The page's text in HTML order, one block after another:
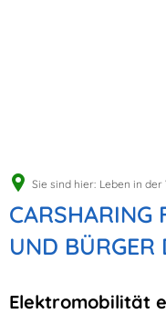
Sie sind hier: Leben in der
Carsharing
CARSHARING
UND BÜRGER
Elektromobilität